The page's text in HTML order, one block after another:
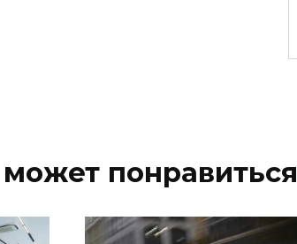
понравиться